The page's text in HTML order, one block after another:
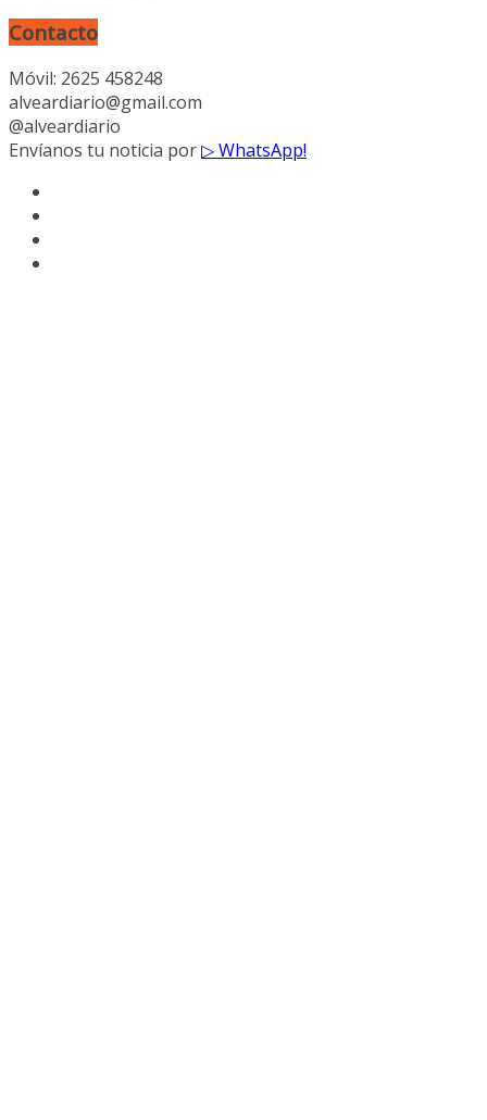
Contacto
Móvil: 2625 458248
alveardiario@gmail.com
@alveardiario
Envíanos tu noticia por▷ WhatsApp!